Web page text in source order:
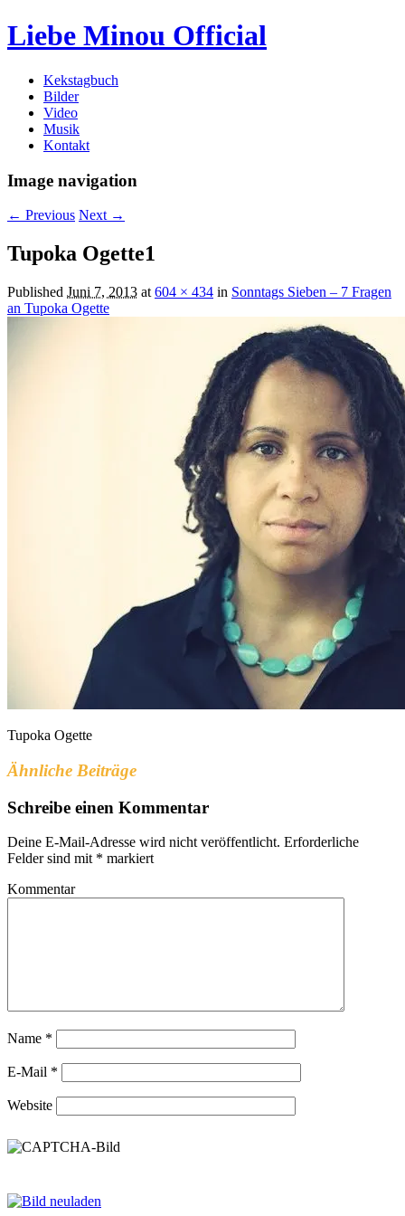
Liebe Minou Official
Kekstagbuch
Bilder
Video
Musik
Kontakt
Image navigation
← Previous Next →
Tupoka Ogette1
Published Juni 7, 2013 at 604 × 434 in Sonntags Sieben – 7 Fragen
an Tupoka Ogette
Tupoka Ogette
Ähnliche Beiträge
Schreibe einen Kommentar
Deine E-Mail-Adresse wird nicht veröffentlicht. Erforderliche
Felder sind mit * markiert
Kommentar
Name *
E-Mail *
Website